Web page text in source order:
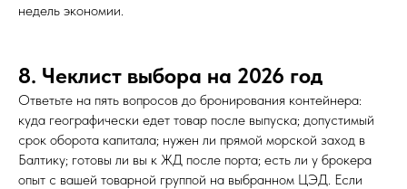
недель экономии.
8. Чеклист выбора на 2026 год
Ответьте на пять вопросов до бронирования контейнера:
куда географически едет товар после выпуска; допустимый
срок оборота капитала; нужен ли прямой морской заход в
Балтику; готовы ли вы к ЖД после порта; есть ли у брокера
опыт с вашей товарной группой на выбранном ЦЭД. Если